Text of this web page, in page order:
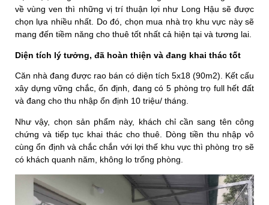
về vùng ven thì những vị trí thuận lợi như Long Hậu sẽ được
chọn lựa nhiều nhất. Do đó, chọn mua nhà trọ khu vực này sẽ
mang đến tiềm năng cho thuê tốt nhất cả hiện tại và tương lai.
Diện tích lý tưởng, đã hoàn thiện và đang khai thác tốt
Căn nhà đang được rao bán có diện tích 5x18 (90m2). Kết cấu
xây dựng vững chắc, ổn định, đang có 5 phòng trọ full hết đất
và đang cho thu nhập ổn định 10 triệu/ tháng.
Như vậy, chọn sản phẩm này, khách chỉ cần sang tên công
chứng và tiếp tục khai thác cho thuê. Dòng tiền thu nhập vô
cùng ổn định và chắc chắn với lợi thế khu vực thì phòng trọ sẽ
có khách quanh năm, không lo trống phòng.